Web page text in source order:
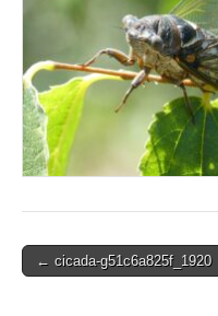
Post
← cicada-g51c6a825f_1920